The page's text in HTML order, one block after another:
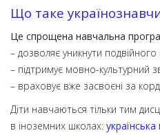
Що таке
Це спрощена навчальна
– дозволяє уникнути
– підтримує мовно-культурний
– враховує вже засвоєні за
Діти навчаються тільки тим
в іноземних школах: